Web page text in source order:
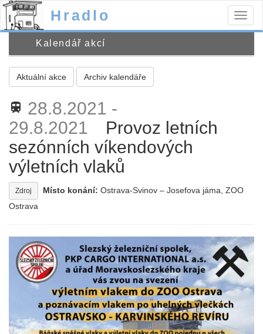
Hradlo
Kalendář akcí
Aktuální akce Archiv kalendáře
train 28.8.2021 -
29.8.2021
Provoz letních
sezónních víkendových
výletních vlaků
Zdroj Místo konání: Ostrava-Svinov – Josefova jáma, ZOO
Ostrava